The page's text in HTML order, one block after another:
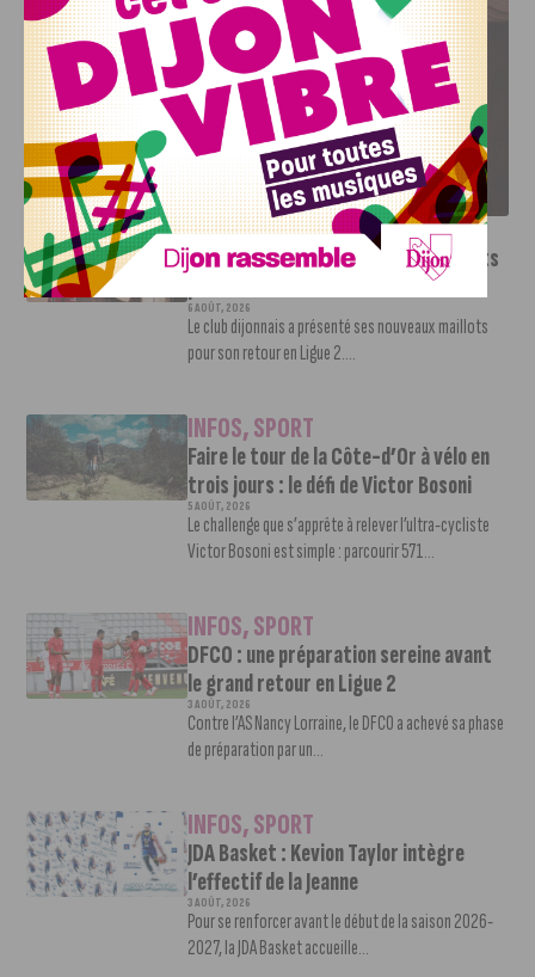
LE DFCO DÉVOILE SES NOUVEAUX MAILLOTS POUR LA
SAISON 2026-2027
INFOS,SPORT
Le DFCO dévoile ses nouveaux maillots
6 AOÛT, 2026
Le club dijonnais a présenté ses nouveaux maillots
pour son retour en Ligue 2....
INFOS,SPORT
Faire le tour de la Côte-d’Or à vélo en
trois jours : le défi de Victor Bosoni
5 AOÛT, 2026
Le challenge que s’apprête à relever l’ultra-cycliste
Victor Bosoni est simple : parcourir 571...
INFOS,SPORT
DFCO : une préparation sereine avant
le grand retour en Ligue 2
3 AOÛT, 2026
Contre l’AS Nancy Lorraine, le DFCO a achevé sa phase
de préparation par un...
INFOS,SPORT
JDA Basket : Kevion Taylor intègre
l’effectif de la Jeanne
3 AOÛT, 2026
Pour se renforcer avant le début de la saison 2026-
2027, la JDA Basket accueille...